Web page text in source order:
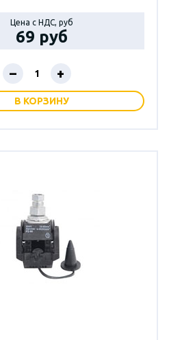
Цена с НДС, руб
69 руб
– +
В КОРЗИНУ